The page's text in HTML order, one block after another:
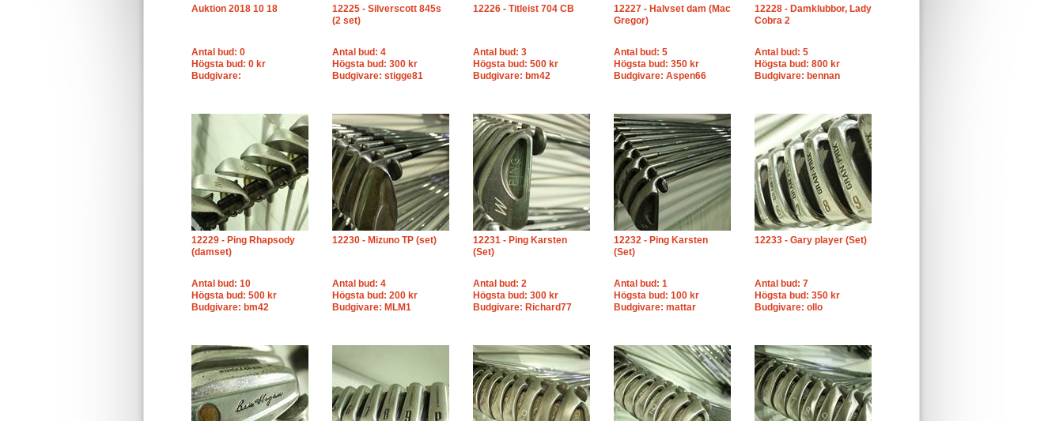
Auktion 2018 10 18
Antal bud: 0
Högsta bud: 0 kr
Budgivare:
12225 - Silverscott 845s
(2 set)
Antal bud: 4
Högsta bud: 300 kr
Budgivare: stigge81
12226 - Titleist 704 CB
Antal bud: 3
Högsta bud: 500 kr
Budgivare: bm42
12227 - Halvset dam (Mac
Gregor)
Antal bud: 5
Högsta bud: 350 kr
Budgivare: Aspen66
12228 - Damklubbor, Lady
Cobra 2
Antal bud: 5
Högsta bud: 800 kr
Budgivare: bennan
12229 - Ping Rhapsody
(damset)
Antal bud: 10
Högsta bud: 500 kr
Budgivare: bm42
12230 - Mizuno TP (set)
Antal bud: 4
Högsta bud: 200 kr
Budgivare: MLM1
12231 - Ping Karsten
(Set)
Antal bud: 2
Högsta bud: 300 kr
Budgivare: Richard77
12232 - Ping Karsten
(Set)
Antal bud: 1
Högsta bud: 100 kr
Budgivare: mattar
12233 - Gary player (Set)
Antal bud: 7
Högsta bud: 350 kr
Budgivare: ollo